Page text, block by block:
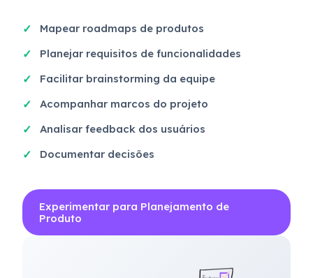
Mapear roadmaps de produtos
Planejar requisitos de funcionalidades
Facilitar brainstorming da equipe
Acompanhar marcos do projeto
Analisar feedback dos usuários
Documentar decisões
Experimentar para Planejamento de
Produto